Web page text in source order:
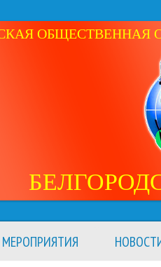
ОБЩЕСТВЕННАЯ
МЕРОПРИЯТИЯ